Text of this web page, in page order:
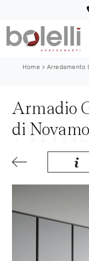
Home > Arredamento
Armadio
di